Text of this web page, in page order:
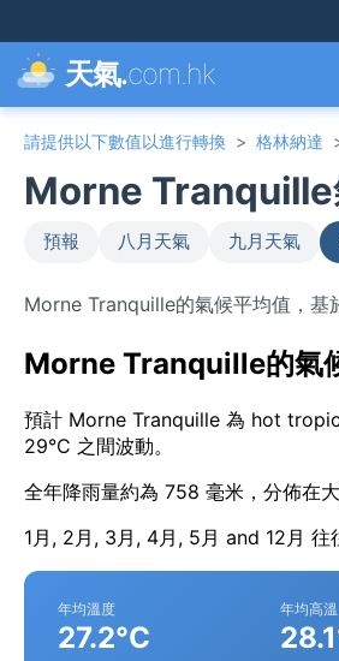
天氣.com.hk
請提供以下數值以進行轉換 > 格林納達
Morne Tranquille
預報 八月天氣 九月天氣
Morne Tranquille的氣候平均值，基
Morne Tranquille的氣
預計 Morne Tranquille 為 hot
29°C 之間波動。
全年降雨量約為 758 毫米，分佈在
1月, 2月, 3月, 4月, 5月 and 12月 往
年均溫度
27.2°C
年均高溫